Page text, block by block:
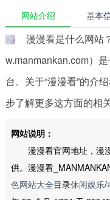
网站介绍 基本
漫漫看是什么网站
w.manmankan.com）
台。关于“漫漫看”的介
步了解更多这方面的相
网站说明：
漫漫看官网地址，漫漫
供。漫漫看
色网站大全目录休闲娱乐/